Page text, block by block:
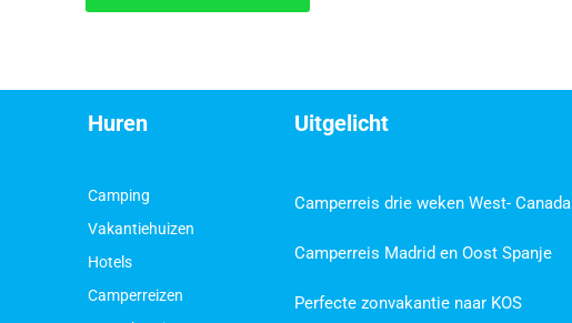
Huren
Camping
Vakantiehuizen
Hotels
Camperreizen
Uitgelicht
Camperreis drie weken West- Canada
Camperreis Madrid en Oost Spanje
Perfecte zonvakantie naar KOS